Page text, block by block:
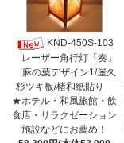
KND-450S-103
レーザー角行灯「奏」
麻の葉デザイン1/屋久
杉ツキ板/楮和紙貼り
★ホテル・和風旅館・飲
食店・リラクゼーション
施設などにお薦め！